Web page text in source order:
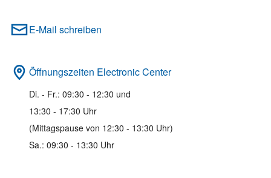
E-Mail schreiben
Öffnungszeiten Electronic Center
Di. - Fr.: 09:30 - 12:30 und
13:30 - 17:30 Uhr
(Mittagspause von 12:30 - 13:30 Uhr)
Sa.: 09:30 - 13:30 Uhr